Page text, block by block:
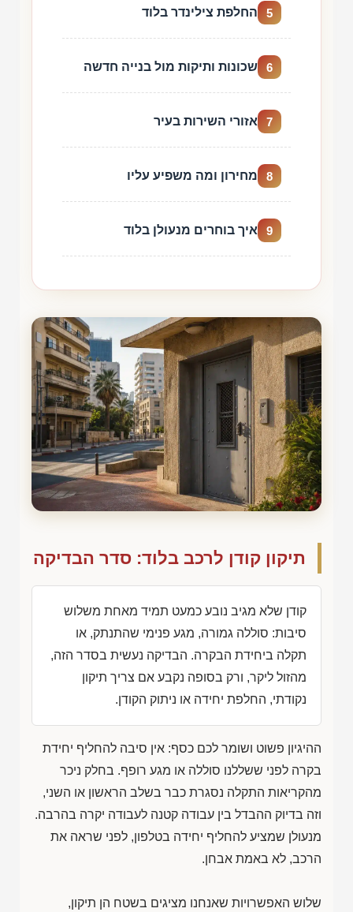
5 החלפת צילינדר בלוד
6 שכונות ותיקות מול בנייה חדשה
7 אזורי השירות בעיר
8 מחירון ומה משפיע עליו
9 איך בוחרים מנעולן בלוד
תיקון קודן לרכב בלוד: סדר הבדיקה
קודן שלא מגיב נובע כמעט תמיד מאחת משלוש
סיבות: סוללה גמורה, מגע פנימי שהתנתק, או
תקלה ביחידת הבקרה. הבדיקה נעשית בסדר הזה,
מהזול ליקר, ורק בסופה נקבע אם צריך תיקון
נקודתי, החלפת יחידה או ניתוק הקודן.
ההיגיון פשוט ושומר לכם כסף: אין סיבה להחליף יחידת
בקרה לפני ששללנו סוללה או מגע רופף. בחלק ניכר
מהקריאות התקלה נסגרת כבר בשלב הראשון או השני,
וזה בדיוק ההבדל בין עבודה קטנה לעבודה יקרה בהרבה.
מנעולן שמציע להחליף יחידה בטלפון, לפני שראה את
הרכב, לא באמת אבחן.
שלוש האפשרויות שאנחנו מציגים בשטח הן תיקון,